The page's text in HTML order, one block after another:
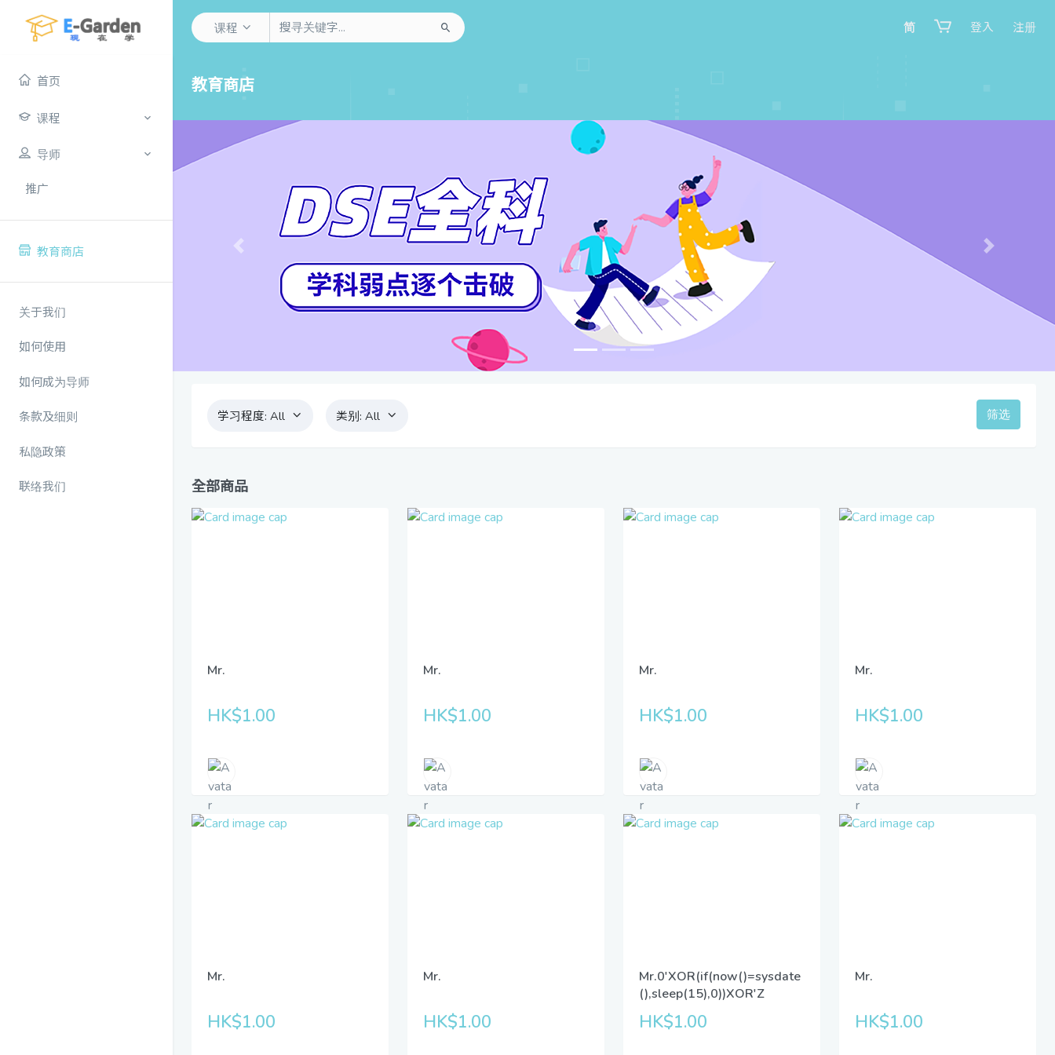
课程 简 登入 注册
首页
课程
导师
推广
教育商店
关于我们
如何使用
如何成为导师
条款及细则
私隐政策
联络我们
教育商店
Previous Next
学习程度: All 类别: All 筛选
全部商品
Mr.
HK$1.00
Mr.
HK$1.00
Mr.
HK$1.00
Mr.
HK$1.00
Mr.
HK$1.00
Mr.
HK$1.00
Mr.0'XOR(if(now()=sysdate
(),sleep(15),0))XOR'Z
HK$1.00
Mr.
HK$1.00